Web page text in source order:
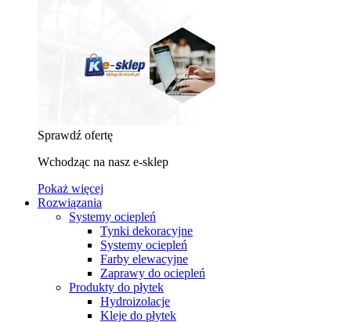
Sprawdź ofertę
Wchodząc na nasz e-sklep
Pokaż więcej
Rozwiązania
Systemy ociepleń
Tynki dekoracyjne
Systemy ociepleń
Farby elewacyjne
Zaprawy do ociepleń
Produkty do płytek
Hydroizolacje
Kleje do płytek